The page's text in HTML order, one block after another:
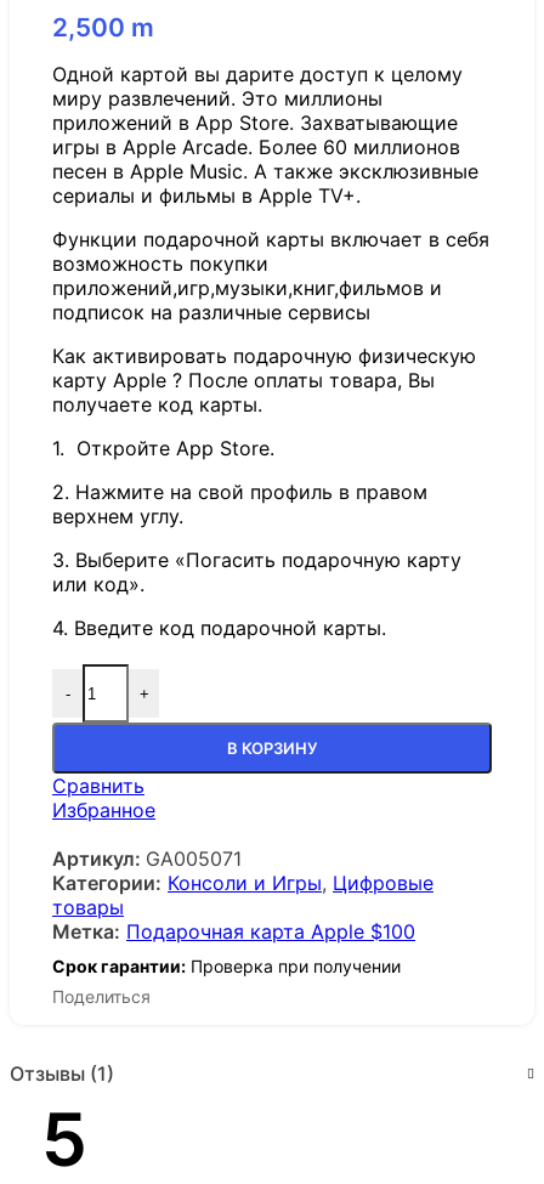
2,500 m
Одной картой вы дарите доступ к целому
миру развлечений. Это миллионы
приложений в App Store. Захватывающие
игры в Apple Arcade. Более 60 миллионов
песен в Apple Music. А также эксклюзивные
сериалы и фильмы в Apple TV+.
Функции подарочной карты включает в себя
возможность покупки
приложений,игр,музыки,книг,фильмов и
подписок на различные сервисы
Как активировать подарочную физическую
карту Apple ? После оплаты товара, Вы
получаете код карты.
1. Откройте App Store.
2. Нажмите на свой профиль в правом
верхнем углу.
3. Выберите «Погасить подарочную карту
или код».
4. Введите код подарочной карты.
- +
В КОРЗИНУ
Сравнить
Избранное
Артикул: GA005071
Категории: Консоли и Игры, Цифровые
товары
Метка: Подарочная карта Apple $100
Срок гарантии: Проверка при получении
Поделиться
Отзывы (1)
5